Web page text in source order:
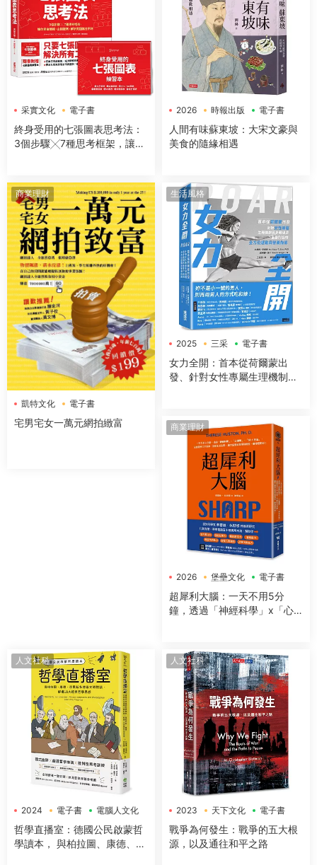
采實文化 電子書
終身受用的七張圖表思考法：
3個步驟╳7種思考框架，讓你
表練習本】
2026 時報出版 電子書
人間有味蘇東坡：大宋文豪與
美食的隨緣相遇
商業理財
凱特文化 電子書
宅男宅女一萬元網拍緻富
生活風格
2025 三采 電子書
女力全開：首本從荷爾蒙出
發、針對女性專屬生理機制與
商業理財
2026 堡壘文化 電子書
超犀利大腦：一天不用5分
鐘，透過「神經科學」x「心
讓大腦潛能發揮到極緻，變得
超犀利！
人文社科
2024 電子書 電腦人文化
哲學直播室：德國公民啟蒙哲
學讀本， 與柏拉圖、康德、亞
人文社科
2023 天下文化 電子書
戰爭為何發生：戰爭的五大根
源，以及通往和平之路